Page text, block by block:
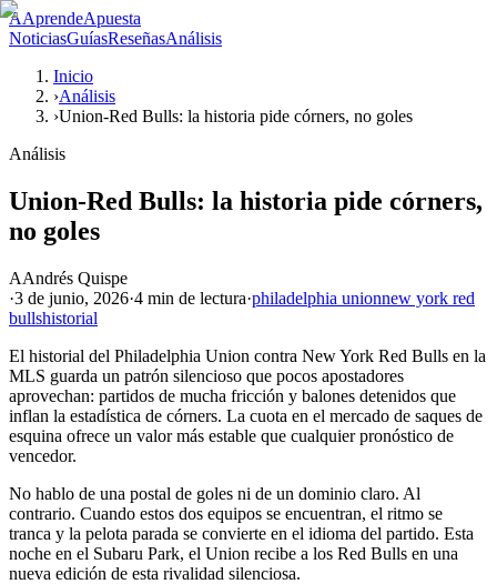
AAprendeApuesta
NoticiasGuíasReseñasAnálisis
Inicio
›Análisis
›Union-Red Bulls: la historia pide córners, no goles
Análisis
Union-Red Bulls: la historia pide córners,
no goles
AAndrés Quispe
·3 de junio, 2026·4 min de lectura·philadelphia unionnew york red
bullshistorial
El historial del Philadelphia Union contra New York Red Bulls en la
MLS guarda un patrón silencioso que pocos apostadores
aprovechan: partidos de mucha fricción y balones detenidos que
inflan la estadística de córners. La cuota en el mercado de saques de
esquina ofrece un valor más estable que cualquier pronóstico de
vencedor.
No hablo de una postal de goles ni de un dominio claro. Al
contrario. Cuando estos dos equipos se encuentran, el ritmo se
tranca y la pelota parada se convierte en el idioma del partido. Esta
noche en el Subaru Park, el Union recibe a los Red Bulls en una
nueva edición de esta rivalidad silenciosa.